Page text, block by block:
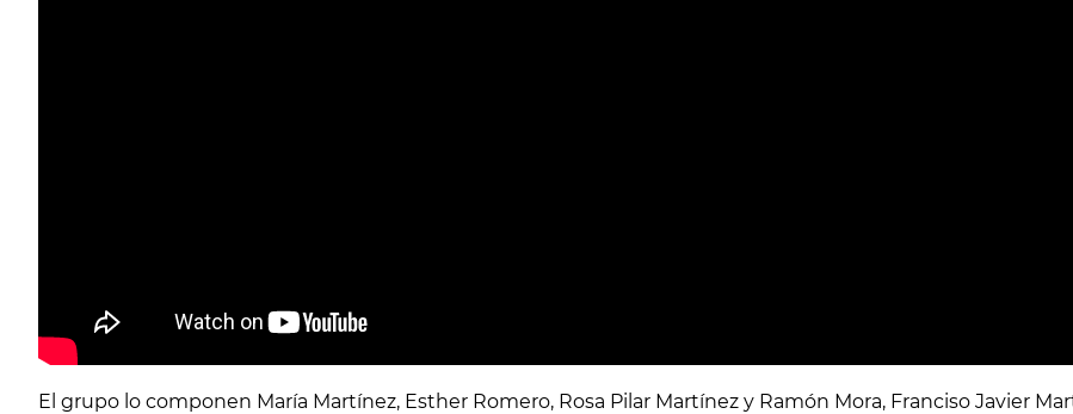
El grupo lo componen María Martínez, Esther Romero, Rosa Pilar Martínez y Ramón Mora, Franciso Javier